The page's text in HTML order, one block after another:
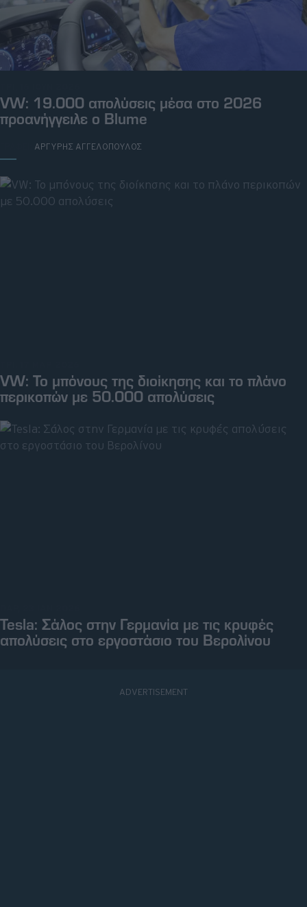
VW: 19.000 απολύσεις μέσα στο 2026
προανήγγειλε ο Blume
ΑΡΓΥΡΗΣ ΑΓΓΕΛΟΠΟΥΛΟΣ
VW: Το μπόνους της διοίκησης και το πλάνο
περικοπών με 50.000 απολύσεις
Tesla: Σάλος στην Γερμανία με τις κρυφές
απολύσεις στο εργοστάσιο του Βερολίνου